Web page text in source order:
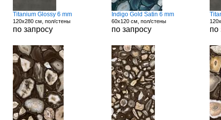
Titanium Glossy 6 mm
120x280 см, пол/стены
по запросу
Indigo Gold Satin 6 mm
60x120 см, пол/стены
по запросу по